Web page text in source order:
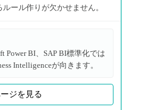
ール作りが欠かせません。
Power BI、SAP BI標準化では
Intelligenceが向きます。
ジを見る